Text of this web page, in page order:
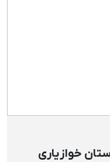
خوازیاری